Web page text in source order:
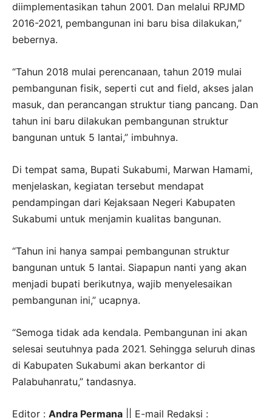
diimplementasikan tahun 2001. Dan melalui RPJMD
2016-2021, pembangunan ini baru bisa dilakukan,”
bebernya.
“Tahun 2018 mulai perencanaan, tahun 2019 mulai
pembangunan fisik, seperti cut and field, akses jalan
masuk, dan perancangan struktur tiang pancang. Dan
tahun ini baru dilakukan pembangunan struktur
bangunan untuk 5 lantai,” imbuhnya.
Di tempat sama, Bupati Sukabumi, Marwan Hamami,
menjelaskan, kegiatan tersebut mendapat
pendampingan dari Kejaksaan Negeri Kabupaten
Sukabumi untuk menjamin kualitas bangunan.
“Tahun ini hanya sampai pembangunan struktur
bangunan untuk 5 lantai. Siapapun nanti yang akan
menjadi bupati berikutnya, wajib menyelesaikan
pembangunan ini,” ucapnya.
“Semoga tidak ada kendala. Pembangunan ini akan
selesai seutuhnya pada 2021. Sehingga seluruh dinas
di Kabupaten Sukabumi akan berkantor di
Palabuhanratu,” tandasnya.
Editor : Andra Permana || E-mail Redaksi :